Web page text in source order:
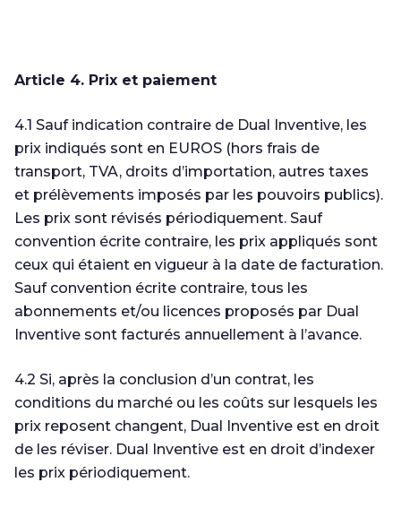
Article 4. Prix et paiement
4.1 Sauf indication contraire de Dual Inventive, les
prix indiqués sont en EUROS (hors frais de
transport, TVA, droits d’importation, autres taxes
et prélèvements imposés par les pouvoirs publics).
Les prix sont révisés périodiquement. Sauf
convention écrite contraire, les prix appliqués sont
ceux qui étaient en vigueur à la date de facturation.
Sauf convention écrite contraire, tous les
abonnements et/ou licences proposés par Dual
Inventive sont facturés annuellement à l’avance.
4.2 Si, après la conclusion d’un contrat, les
conditions du marché ou les coûts sur lesquels les
prix reposent changent, Dual Inventive est en droit
de les réviser. Dual Inventive est en droit d’indexer
les prix périodiquement.